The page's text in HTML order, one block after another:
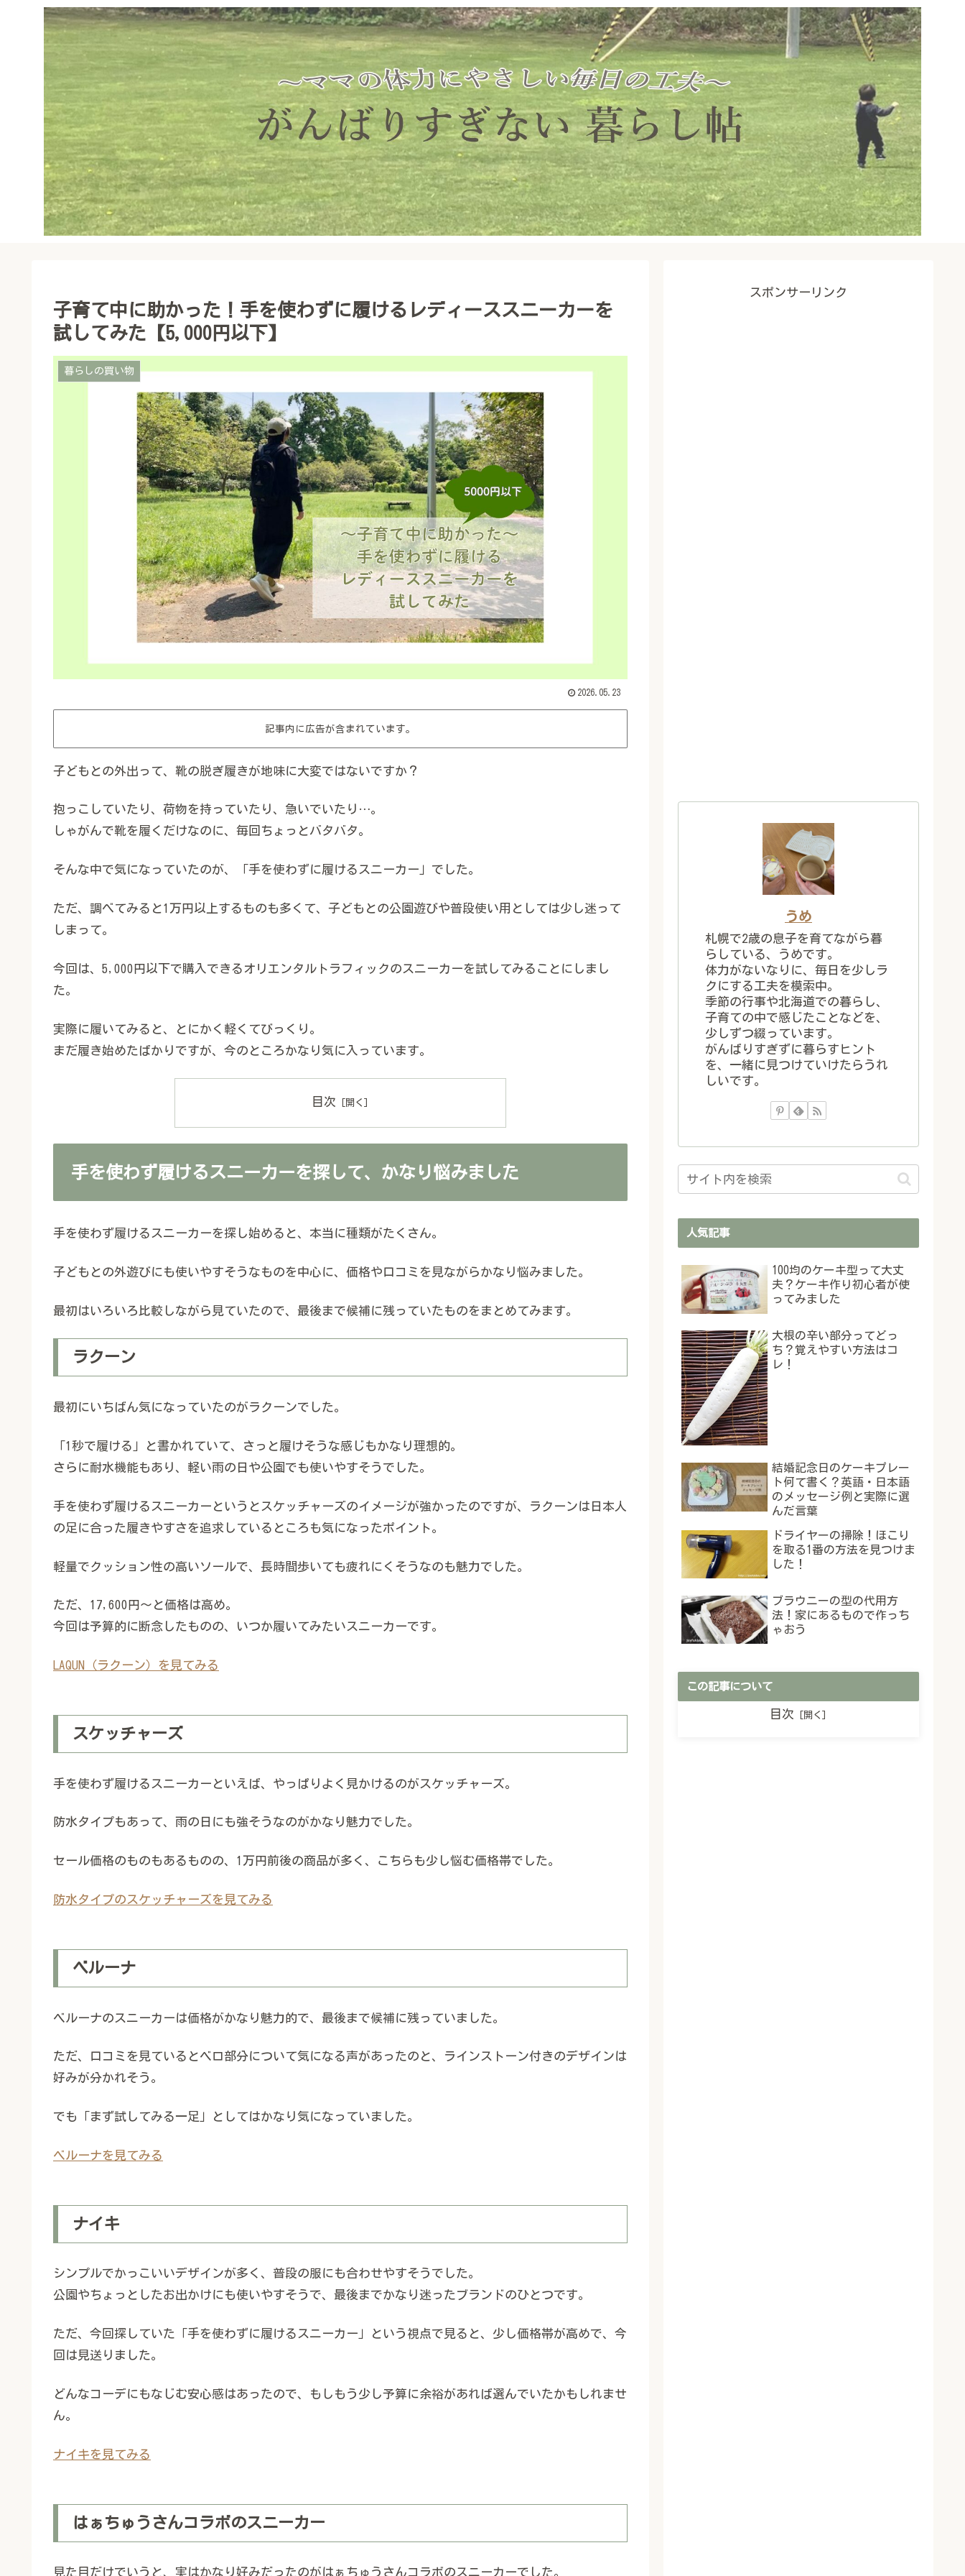
子育て中に助かった！手を使わずに履けるレディーススニーカーを
試してみた【5,000円以下】
暮らしの買い物
2026.05.23
記事内に広告が含まれています。
子どもとの外出って、靴の脱ぎ履きが地味に大変ではないですか？
抱っこしていたり、荷物を持っていたり、急いでいたり…。
しゃがんで靴を履くだけなのに、毎回ちょっとバタバタ。
そんな中で気になっていたのが、「手を使わずに履けるスニーカー」でした。
ただ、調べてみると1万円以上するものも多くて、子どもとの公園遊びや普段使い用としては少し迷って
しまって。
今回は、5,000円以下で購入できるオリエンタルトラフィックのスニーカーを試してみることにしまし
た。
実際に履いてみると、とにかく軽くてびっくり。
まだ履き始めたばかりですが、今のところかなり気に入っています。
目次
手を使わず履けるスニーカーを探して、かなり悩みました
手を使わず履けるスニーカーを探し始めると、本当に種類がたくさん。
子どもとの外遊びにも使いやすそうなものを中心に、価格や口コミを見ながらかなり悩みました。
最初はいろいろ比較しながら見ていたので、最後まで候補に残っていたものをまとめてみます。
ラクーン
最初にいちばん気になっていたのがラクーンでした。
「1秒で履ける」と書かれていて、さっと履けそうな感じもかなり理想的。
さらに耐水機能もあり、軽い雨の日や公園でも使いやすそうでした。
手を使わず履けるスニーカーというとスケッチャーズのイメージが強かったのですが、ラクーンは日本人
の足に合った履きやすさを追求しているところも気になったポイント。
軽量でクッション性の高いソールで、長時間歩いても疲れにくそうなのも魅力でした。
ただ、17,600円〜と価格は高め。
今回は予算的に断念したものの、いつか履いてみたいスニーカーです。
LAQUN（ラクーン）を見てみる
スケッチャーズ
手を使わず履けるスニーカーといえば、やっぱりよく見かけるのがスケッチャーズ。
防水タイプもあって、雨の日にも強そうなのがかなり魅力でした。
セール価格のものもあるものの、1万円前後の商品が多く、こちらも少し悩む価格帯でした。
防水タイプのスケッチャーズを見てみる
ベルーナ
ベルーナのスニーカーは価格がかなり魅力的で、最後まで候補に残っていました。
ただ、口コミを見ているとベロ部分について気になる声があったのと、ラインストーン付きのデザインは
好みが分かれそう。
でも「まず試してみる一足」としてはかなり気になっていました。
ベルーナを見てみる
ナイキ
シンプルでかっこいいデザインが多く、普段の服にも合わせやすそうでした。
公園やちょっとしたお出かけにも使いやすそうで、最後までかなり迷ったブランドのひとつです。
ただ、今回探していた「手を使わずに履けるスニーカー」という視点で見ると、少し価格帯が高めで、今
回は見送りました。
どんなコーデにもなじむ安心感はあったので、もしもう少し予算に余裕があれば選んでいたかもしれませ
ん。
ナイキを見てみる
はぁちゅうさんコラボのスニーカー
見た目だけでいうと、実はかなり好みだったのがはぁちゅうさんコラボのスニーカーでした。
スポンサーリンク
うめ
札幌で2歳の息子を育てながら暮
らしている、うめです。
体力がないなりに、毎日を少しラ
クにする工夫を模索中。
季節の行事や北海道での暮らし、
子育ての中で感じたことなどを、
少しずつ綴っています。
がんばりすぎずに暮らすヒント
を、一緒に見つけていけたらうれ
しいです。
人気記事
100均のケーキ型って大丈
夫？ケーキ作り初心者が使
ってみました
大根の辛い部分ってどっ
ち？覚えやすい方法はコ
レ！
結婚記念日のケーキプレー
ト何て書く？英語・日本語
のメッセージ例と実際に選
んだ言葉
ドライヤーの掃除！ほこり
を取る1番の方法を見つけま
した！
ブラウニーの型の代用方
法！家にあるもので作っち
ゃおう
この記事について
目次